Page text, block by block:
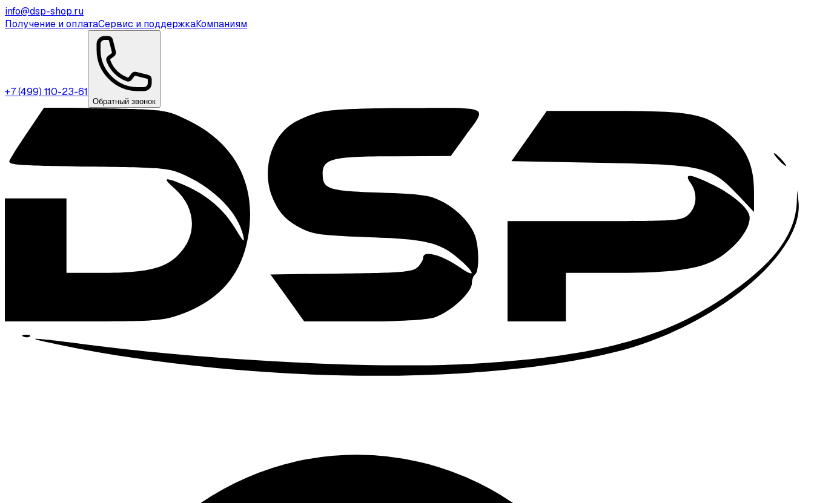
info@dsp-shop.ru
Получение и оплатаСервис и поддержкаКомпаниям
+7 (499) 110-23-61
Обратный звонок